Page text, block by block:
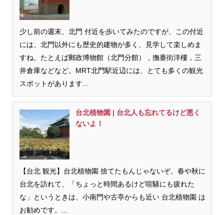
少し前の週末、北門 付近を歩いてみたのですが、この付近
には、北門以外にも歴史的建物が多く、見学して楽しめま
すね。たとえば郵政博物館（北門分館），撫臺街洋樓，三
井倉庫などなど。MRT北門駅近辺には、とても多くの観光
スポットがあります...
台北植物園 | 台北人も忘れてるけど悪く
ないよ！
【台北 観光】台北植物園 捨てたもんじゃないぞ。春や秋に
台北を訪れて、「ちょっと時間あるけど喧騒にも疲れた
な」というときは、小南門や古亭からも近い 台北植物園 は
お勧めです。...